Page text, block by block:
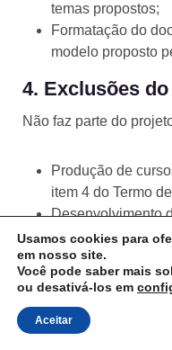
temas propostos;
Formatação do
modelo proposto
4. Exclusões
Não faz parte do
Produção de
item 4 do Termo
Desenvolvimento
Além desses itens,
declaração de escopo
com onome do
Caso seja mais de um
Usamos cookies para
em nosso site.
Você pode saber mais
ou desativá-los em
Aceitar